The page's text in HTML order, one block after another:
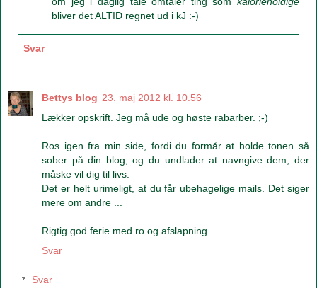
bliver det ALTID regnet ud i kJ :-)
Svar
Bettys blog 23. maj 2012 kl. 10.56
Lækker opskrift. Jeg må ude og høste rabarber. ;-)
Ros igen fra min side, fordi du formår at holde tonen så
sober på din blog, og du undlader at navngive dem, der
måske vil dig til livs.
Det er helt urimeligt, at du får ubehagelige mails. Det siger
mere om andre ...
Rigtig god ferie med ro og afslapning.
Svar
Svar